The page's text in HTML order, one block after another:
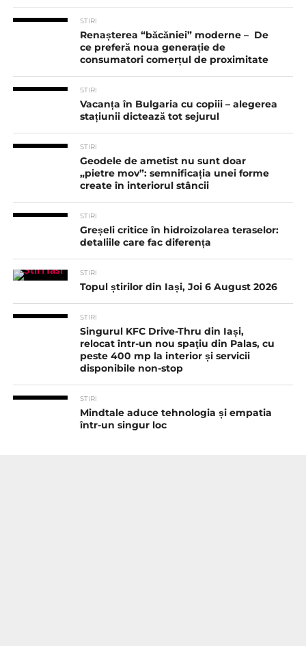
STIRI
Renașterea “băcăniei” moderne – De
ce preferă noua generație de
consumatori comerțul de proximitate
STIRI
Vacanța în Bulgaria cu copiii – alegerea
stațiunii dictează tot sejurul
STIRI
Geodele de ametist nu sunt doar
„pietre mov”: semnificația unei forme
create în interiorul stâncii
STIRI
Greșeli critice în hidroizolarea teraselor:
detaliile care fac diferența
STIRI
Topul știrilor din Iași, Joi 6 August 2026
STIRI
Singurul KFC Drive-Thru din Iași,
relocat într-un nou spaţiu din Palas, cu
peste 400 mp la interior și servicii
disponibile non-stop
STIRI
Mindtale aduce tehnologia și empatia
într-un singur loc